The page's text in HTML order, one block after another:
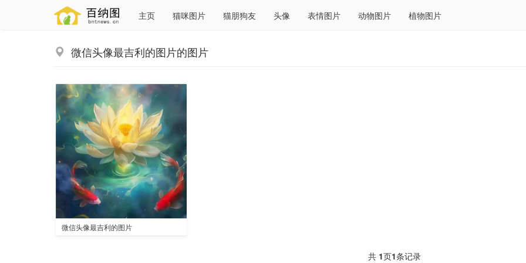
主页 猫咪图片 猫朋狗友 头像 表情图片 动物图片 植物图片
微信头像最吉利的图片的图片
微信头像最吉利的图片
共 1页1条记录